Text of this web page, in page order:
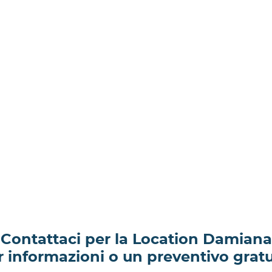
Contattaci per la Location Damiana
informazioni o un preventivo